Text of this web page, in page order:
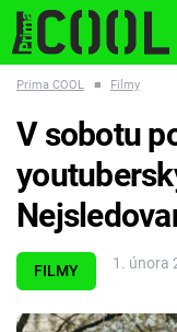
ESCAPE PLNEJ
Témata
Prima COOL ■ Filmy
FILMY 1. února
V sobotu